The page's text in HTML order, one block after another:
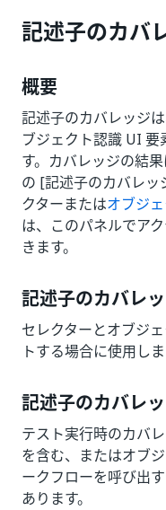
記述子のカバ
概要
記述子のカバレッジ
ブジェクト認識 UI
す。カバレッジの結
の [記述子のカバレッ
クターまたはオブジ
は、このパネルでア
きます。
記述子のカバレ
セレクターとオブジ
トする場合に使用しま
記述子のカバレ
テスト実行時のカバ
を含む、またはオブ
ークフローを呼び出
あります。